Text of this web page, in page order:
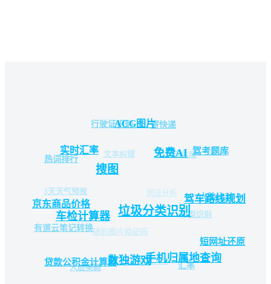
贷款公积金计算器数独游戏
车检计算器
京东商品价格
有道云笔记转换
人脸美颜
手机归属地查询
垃圾分类识别
搜图
实时汇率
热词排行
3天天气预报
随机图片验证码
笑话大全
汇率
短网址还原
驾车路线规划
免费AI
ACG图片
行驶证识别
文本纠错
词法分析
车型识别
人脸比对
驾考题库
寄快递
二维码生成